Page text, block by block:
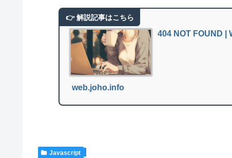
404 NOT FOUND |
web.joho.info
Javascript